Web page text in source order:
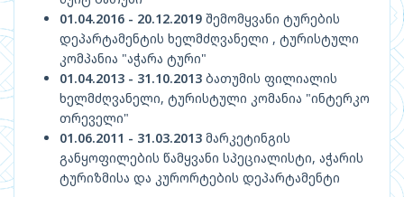
01.04.2016 - 20.12.2019 შემომყვანი ტურების
დეპარტამენტის ხელმძღვანელი , ტურისტული
კომპანია "აჭარა ტური"
01.04.2013 - 31.10.2013 ბათუმის ფილიალის
ხელმძღვანელი, ტურისტული კომანია "ინტერკო
თრეველი"
01.06.2011 - 31.03.2013 მარკეტინგის
განყოფილების წამყვანი სპეციალისტი, აჭარის
ტურიზმისა და კურორტების დეპარტამენტი